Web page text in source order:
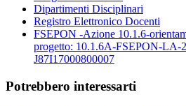
Dipartimenti Disciplinari
Registro Elettronico Docenti
FSEPON -Azione 10.1.6-
progetto: 10.1.6A-FSEPON-LA-
J87I17000800007
Potrebbero interessarti